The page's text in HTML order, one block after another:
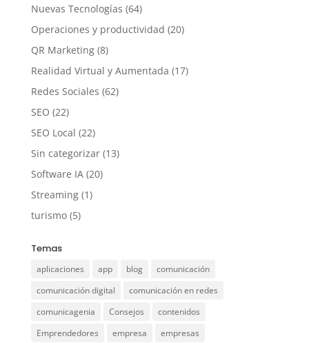
Nuevas Tecnologías (64)
Operaciones y productividad (20)
QR Marketing(8)
Realidad Virtual y Aumentada (17)
Redes Sociales (62)
SEO (22)
SEO Local (22)
Sin categorizar(13)
Software IA(20)
Streaming(1)
turismo(5)
Temas
aplicaciones app blog
comunicación
comunicación digital
comunicación en redes
comunicagenia
Consejos
contenidos
Emprendedores
empresa
empresas